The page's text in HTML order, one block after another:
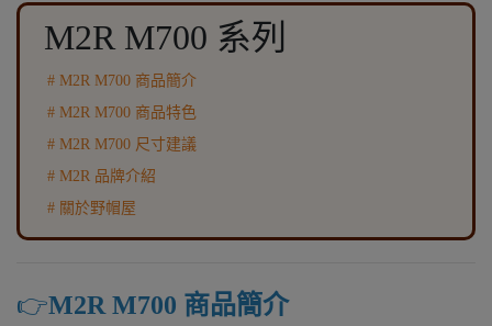
M2R M700 系列
# M2R M700 商品簡介
# M2R M700 商品特色
# M2R M700 尺寸建議
# M2R 品牌介紹
# 關於野帽屋
👉️M2R M700 商品簡介